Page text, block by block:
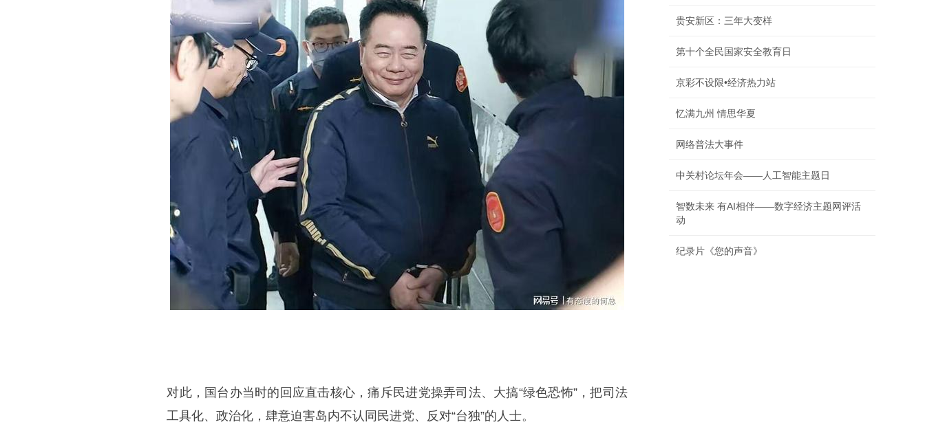
​​对此，国台办当时的回应直击核心，痛斥民进党操弄司法、大搞“绿色恐怖”，把司法
工具化、政治化，肆意迫害岛内不认同民进党、反对“台独”的人士。
贵安新区：三年大变样
第十个全民国家安全教育日
京彩不设限•经济热力站
忆满九州 情思华夏
网络普法大事件
中关村论坛年会——人工智能主题日
智数未来 有AI相伴——数字经济主题网评活
动
纪录片《您的声音》